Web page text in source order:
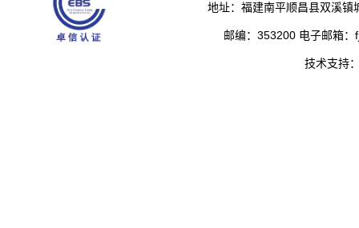
地址：福建南平顺昌县双溪
邮编：353200 电子邮箱
技术支持